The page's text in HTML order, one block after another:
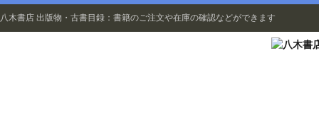
八木書店 出版物・古書目録：書籍のご注文や在庫の確認などができます